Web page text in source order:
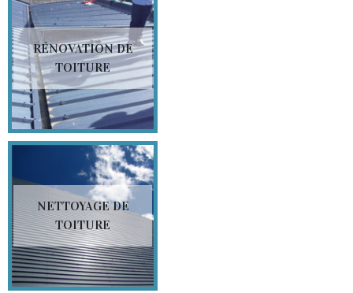
RÉNOVATION DE
TOITURE
NETTOYAGE DE
TOITURE